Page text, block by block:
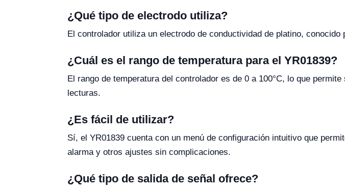
¿Qué tipo de electrodo utiliza?
El controlador utiliza un electrodo de conductividad de platino,
¿Cuál es el rango de temperatura para el YR01839?
El rango de temperatura del controlador es de 0 a 100°C, lo que
lecturas.
¿Es fácil de utilizar?
Sí, el YR01839 cuenta con un menú de configuración intuitivo que
alarma y otros ajustes sin complicaciones.
¿Qué tipo de salida de señal ofrece?